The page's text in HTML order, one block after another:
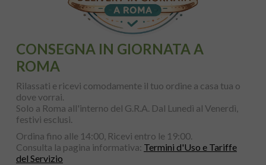
CONSEGNA IN GIORNATA A
ROMA
Rilassati e ricevi comodamente il tuo ordine a casa tua o
dove vorrai.
Solo a Roma all'interno del G.R.A. Dal Lunedì al Venerdì,
festivi esclusi.
Ordina fino alle 14:00, Ricevi entro le 19:00.
Consulta la pagina informativa: Termini d'Uso e Tariffe
del Servizio